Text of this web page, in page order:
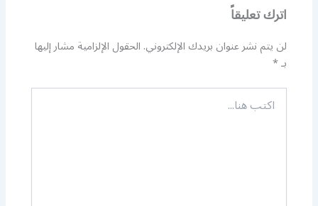
اترك تعليقاً
لن يتم نشر عنوان بريدك الإلكتروني.الحقول الإلزامية مشار إليها
بـ*
اكتب
هنا...